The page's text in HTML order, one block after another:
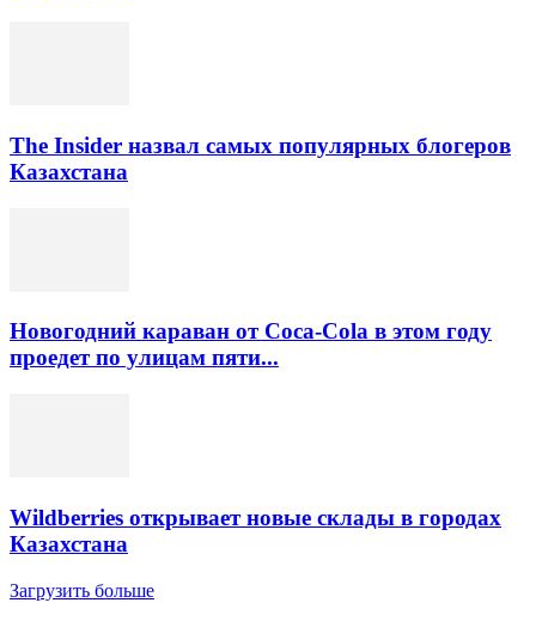
The Insider назвал самых популярных блогеров
Казахстана
Новогодний караван от Coca-Cola в этом году
проедет по улицам пяти...
Wildberries открывает новые склады в городах
Казахстана
Загрузить больше